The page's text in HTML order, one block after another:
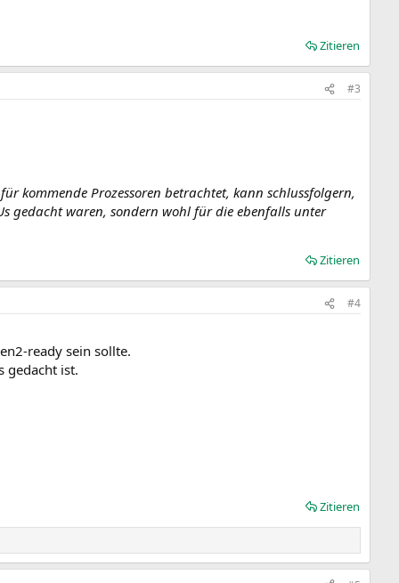
Zitieren
#3
kommende Prozessoren betrachtet, kann schlussfolgern,
gedacht waren, sondern wohl für die ebenfalls unter
Zitieren
#4
ready sein sollte.
gedacht ist.
Zitieren